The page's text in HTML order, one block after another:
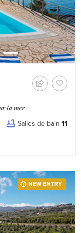
la mer
Salles de bain 11
NEW ENTRY